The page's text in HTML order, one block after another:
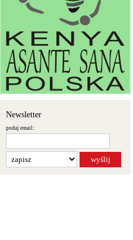
Newsletter
podaj email: